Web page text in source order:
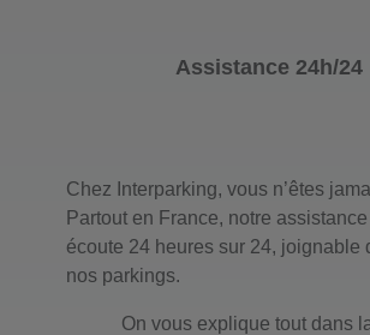
Assistance 24h/24
Chez Interparking, vous n’êtes
Partout en France, notre
écoute 24 heures sur 24, joignable
nos parkings.
On vous explique tout dans